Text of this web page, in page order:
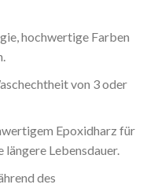
hochwertige Farben
von 3 oder
Epoxidharz für
Lebensdauer.
des